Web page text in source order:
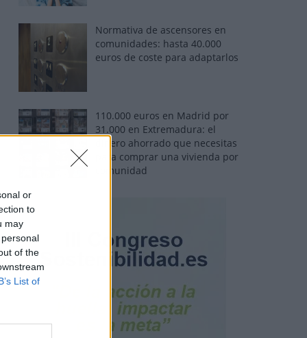
or
to
may
of the
List of
Normativa de ascensores en
comunidades: hasta 40.000
euros de coste para adaptarlos
110.000 euros en Madrid por
31.000 en Extremadura: el
dinero ahorrado que necesitas
para comprar una vivienda por
comunidad